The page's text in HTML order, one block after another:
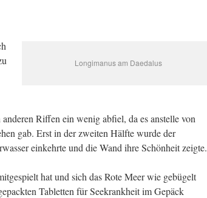
Longimanus am Daedalus
Riffen ein wenig abfiel, da es anstelle von
gab. Erst in der zweiten Hälfte wurde der
einkehrte und die Wand ihre Schönheit zeigte.
hat und sich das Rote Meer wie gebügelt
Tabletten für Seekrankheit im Gepäck